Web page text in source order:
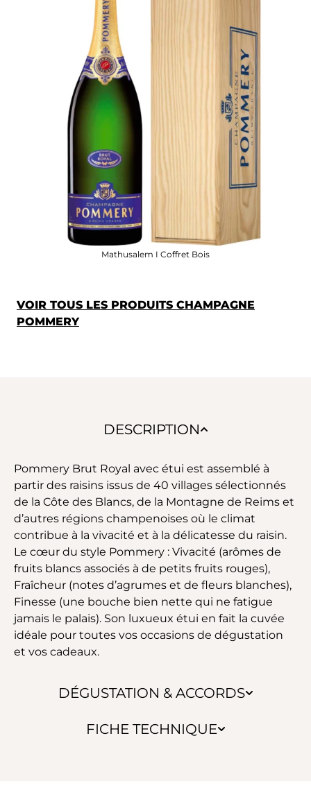
Mathusalem I Coffret Bois
VOIR TOUS LES PRODUITS CHAMPAGNE
POMMERY
DESCRIPTION
DÉGUSTATION & ACCORDS
FICHE TECHNIQUE
Pommery Brut Royal avec étui est assemblé à
partir des raisins issus de 40 villages sélectionnés
de la Côte des Blancs, de la Montagne de Reims et
d’autres régions champenoises où le climat
contribue à la vivacité et à la délicatesse du raisin.
Le cœur du style Pommery : Vivacité (arômes de
fruits blancs associés à de petits fruits rouges),
Fraîcheur (notes d’agrumes et de fleurs blanches),
Finesse (une bouche bien nette qui ne fatigue
jamais le palais). Son luxueux étui en fait la cuvée
idéale pour toutes vos occasions de dégustation
et vos cadeaux.